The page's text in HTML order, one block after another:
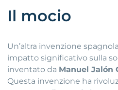
Il mocio
Un’altra invenzione
impatto significativo sulla
inventato da Manuel Jalón
Questa invenzione ha